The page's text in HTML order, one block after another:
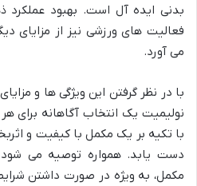
بدنی ایده آل است. بهبود عملکرد
فعالیت های ورزشی نیز از مزایای
می آورد.
با در نظر گرفتن این ویژگی ها و
نولیمیت یک انتخاب آگاهانه برای
با تکیه بر یک مکمل با کیفیت و
دست یابد. همواره توصیه می
مکمل، به ویژه در صورت داشتن